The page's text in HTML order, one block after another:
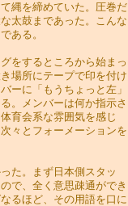
縄を締めていた。圧巻だ
太鼓まであった。こんな
ある。
をするところから始まっ
場所にテープで印を付け
ーに「もうちょっと左」
。メンバーは何か指示さ
育会系な雰囲気を感じ
々とフォーメーションを
た。まず日本側スタッ
で、全く意思疎通ができ
るほど、その用語を口に